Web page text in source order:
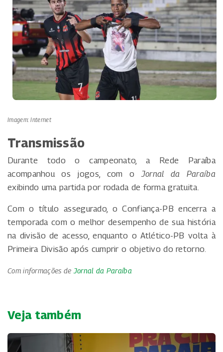
Imagem: Internet
Transmissão
Durante todo o campeonato, a Rede Paraíba
acompanhou os jogos, com oJornal da Paraíba
exibindo uma partida por rodada de forma gratuita.
Com o título assegurado, o Confiança-PB encerra a
temporada com o melhor desempenho de sua história
na divisão de acesso, enquanto o Atlético-PB volta à
Primeira Divisão após cumprir o objetivo do retorno.
Com informações de Jornal da Paraíba
Veja também